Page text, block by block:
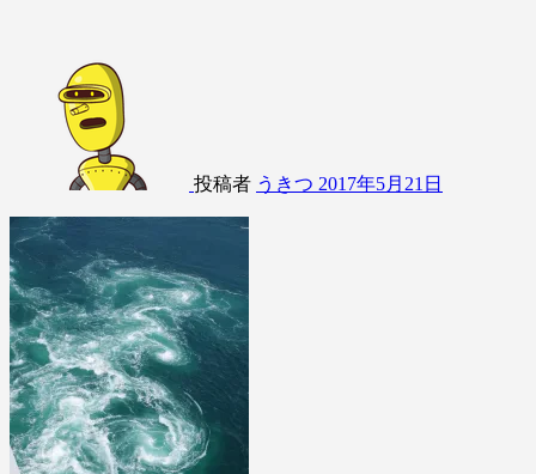
投稿者 うきつ 2017年5月21日